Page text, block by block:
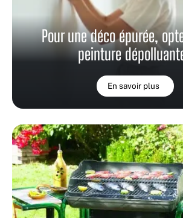
Pour une déco épurée,
peinture
En savoir plus